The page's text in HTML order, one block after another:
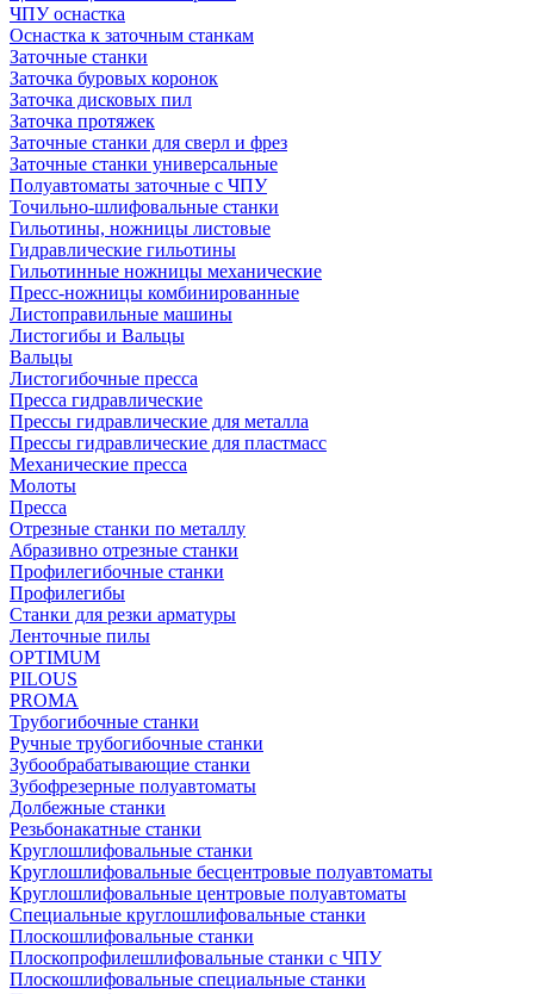
ЧПУ оснастка
Оснастка к заточным станкам
Заточные станки
Заточка буровых коронок
Заточка дисковых пил
Заточка протяжек
Заточные станки для сверл и фрез
Заточные станки универсальные
Полуавтоматы заточные с ЧПУ
Точильно-шлифовальные станки
Гильотины, ножницы листовые
Гидравлические гильотины
Гильотинные ножницы механические
Пресс-ножницы комбинированные
Листоправильные машины
Листогибы и Вальцы
Вальцы
Листогибочные пресса
Пресса гидравлические
Прессы гидравлические для металла
Прессы гидравлические для пластмасс
Механические пресса
Молоты
Пресса
Отрезные станки по металлу
Абразивно отрезные станки
Профилегибочные станки
Профилегибы
Станки для резки арматуры
Ленточные пилы
OPTIMUM
PILOUS
PROMA
Трубогибочные станки
Ручные трубогибочные станки
Зубообрабатывающие станки
Зубофрезерные полуавтоматы
Долбежные станки
Резьбонакатные станки
Круглошлифовальные станки
Круглошлифовальные бесцентровые полуавтоматы
Круглошлифовальные центровые полуавтоматы
Специальные круглошлифовальные станки
Плоскошлифовальные станки
Плоскопрофилешлифовальные станки с ЧПУ
Плоскошлифовальные специальные станки